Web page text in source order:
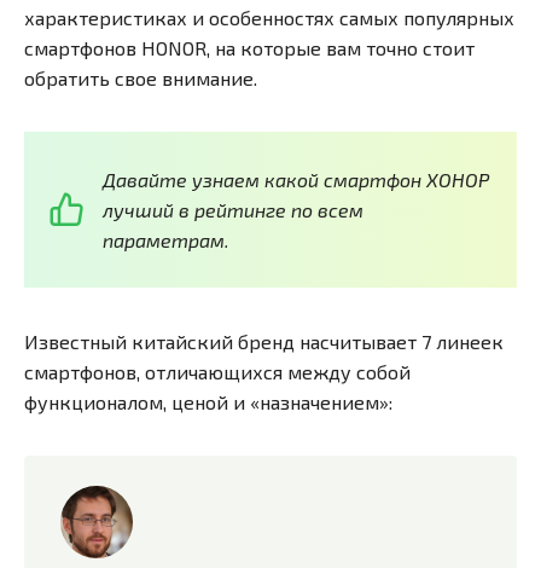
характеристиках и особенностях самых популярных
смартфонов HONOR, на которые вам точно стоит
обратить свое внимание.
Давайте узнаем какой смартфон ХОНОР
лучший в рейтинге по всем
параметрам.
Известный китайский бренд насчитывает 7 линеек
смартфонов, отличающихся между собой
функционалом, ценой и «назначением»: